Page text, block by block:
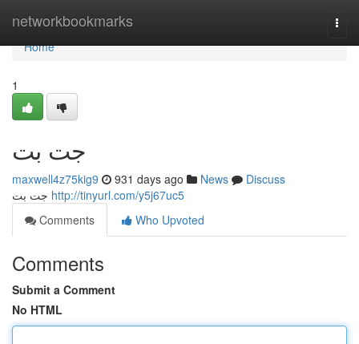
networkbookmarks
Home
Home
1
جت بت
maxwell4z75kig9 931 days ago News
Discuss
http://tinyurl.com/y5j67uc5
Comments
Who Upvoted
Comments
Submit a Comment
No HTML